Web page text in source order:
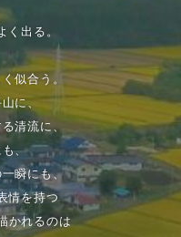
く出る。
似合う。
に、
清流に、
、
瞬にも、
情を持つ
かれるのは